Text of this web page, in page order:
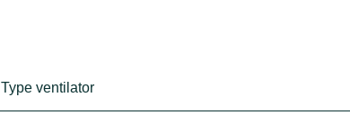
Type ventilator